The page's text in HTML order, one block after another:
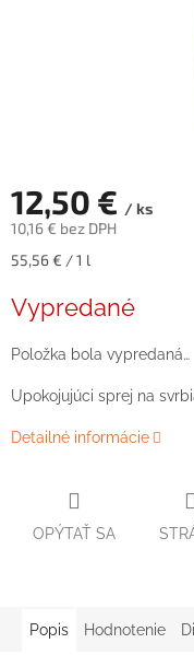
12,50 € / ks
10,16 € bez DPH
Jednotková
55,56 € / 1 l
Vypredané
Položka bola vypredaná…
Upokojujúci sprej na
Detailné informácie
OPÝTAŤ SA
Popis Hodnotenie